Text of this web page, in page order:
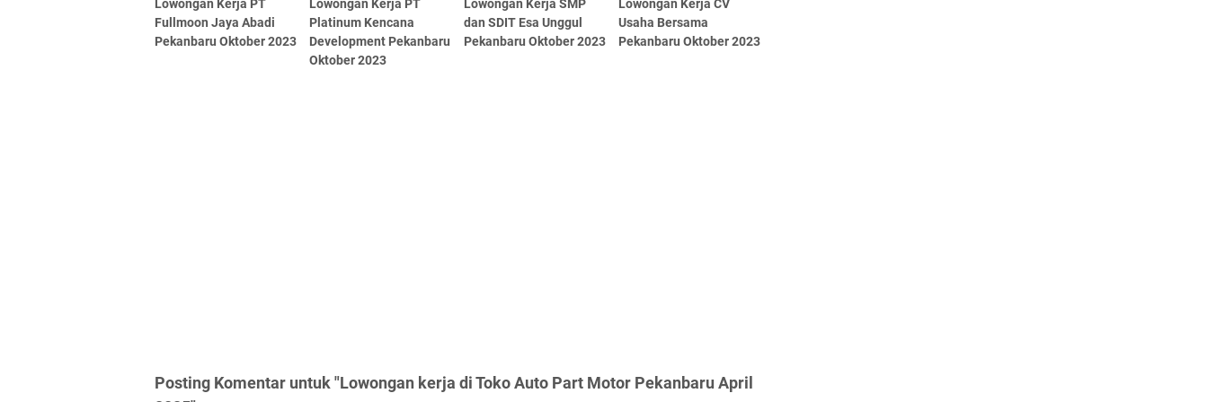
Lowongan Kerja PT
Fullmoon Jaya Abadi
Pekanbaru Oktober 2023
Lowongan Kerja PT
Platinum Kencana
Development Pekanbaru
Oktober 2023
Lowongan Kerja SMP
dan SDIT Esa Unggul
Pekanbaru Oktober 2023
Lowongan Kerja CV
Usaha Bersama
Pekanbaru Oktober 2023
Posting Komentar untuk "Lowongan kerja di Toko Auto Part Motor Pekanbaru April